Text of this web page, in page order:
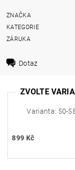
ZNAČKA
KATEGORIE
ZÁRUKA
Dotaz
ZVOLTE
Varianta: 50-
899 Kč